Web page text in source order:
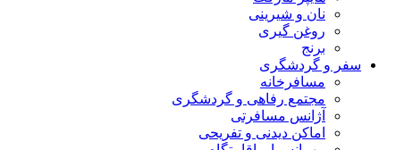
نان و شیرینی
روغن گیری
برنج
سفر و گردشگری
مسافرخانه
مجتمع رفاهی و گردشگری
آژانس مسافرتی
اماکن دیدنی و تفریحی